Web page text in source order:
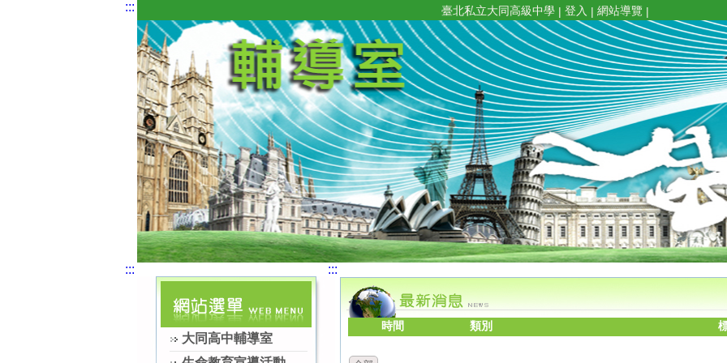
::: 臺北私立大同高級中學 | 登入 | 網站導覽 |
:::
大同高中輔導室
:::
時間 類別